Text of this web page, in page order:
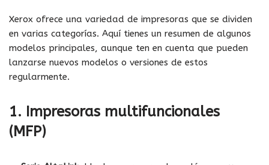
Xerox ofrece una variedad de impresoras que se dividen
en varias categorías. Aquí tienes un resumen de algunos
modelos principales, aunque ten en cuenta que pueden
lanzarse nuevos modelos o versiones de estos
regularmente.
1. Impresoras multifuncionales
(MFP)